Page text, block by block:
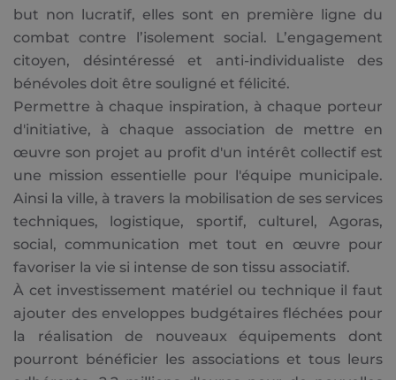
but non lucratif, elles sont en première ligne du
combat contre l’isolement social. L’engagement
citoyen, désintéressé et anti-individualiste des
bénévoles doit être souligné et félicité.
Permettre à chaque inspiration, à chaque porteur
d'initiative, à chaque association de mettre en
œuvre son projet au profit d'un intérêt collectif est
une mission essentielle pour l'équipe municipale.
Ainsi la ville, à travers la mobilisation de ses services
techniques, logistique, sportif, culturel, Agoras,
social, communication met tout en œuvre pour
favoriser la vie si intense de son tissu associatif.
À cet investissement matériel ou technique il faut
ajouter des enveloppes budgétaires fléchées pour
la réalisation de nouveaux équipements dont
pourront bénéficier les associations et tous leurs